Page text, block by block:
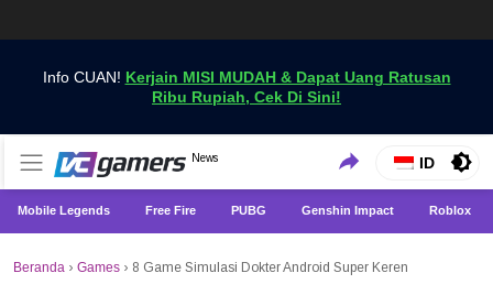
Info CUAN! Kerjain MISI MUDAH & Dapat Uang Ratusan
Ribu Rupiah, Cek Di Sini!
VCGamers News
News
Dapatkan Berita Games Terbaru Hanya di VCGamers
ID
Mobile Legends Free Fire PUBG Genshin Impact Roblox
Beranda › Games › 8 Game Simulasi Dokter Android Super Keren